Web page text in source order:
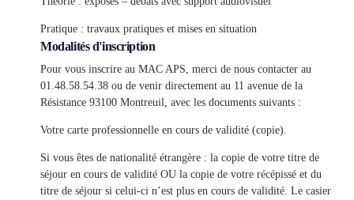
Pratique : travaux pratiques et mises en situation
Modalités d'inscription
Pour vous inscrire au MAC APS, merci de nous contacter au
01.48.58.54.38 ou de venir directement au 11 avenue de la
Résistance 93100 Montreuil, avec les documents suivants :
Votre carte professionnelle en cours de validité (copie).
Si vous êtes de nationalité étrangère : la copie de votre titre de
séjour en cours de validité OU la copie de votre récépissé et du
titre de séjour si celui-ci n’est plus en cours de validité. Le casier